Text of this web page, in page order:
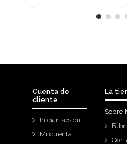
Cuenta de
cliente
Iniciar sesión
Mi cuenta
La
Sobre